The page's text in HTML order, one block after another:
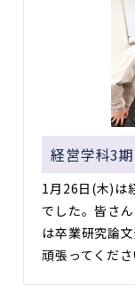
経営学科3
1月26日(木)は
でした。皆さ
は卒業研究論
頑張ってくだ